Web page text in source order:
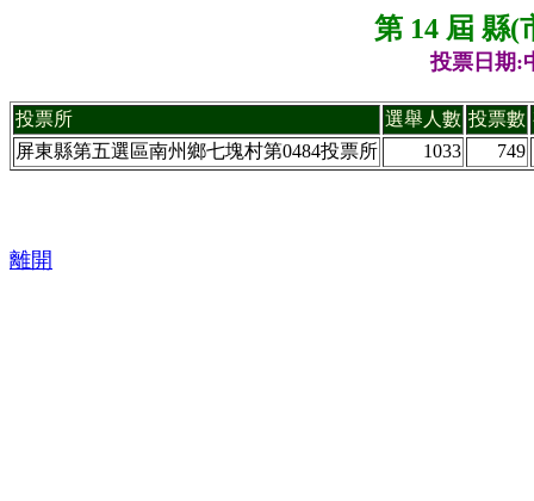
第 14 屆 縣(
投票日期:
投票所 選舉人數 投票數
屏東縣第五選區南州鄉七塊村第0484投票所
1033 749
離開